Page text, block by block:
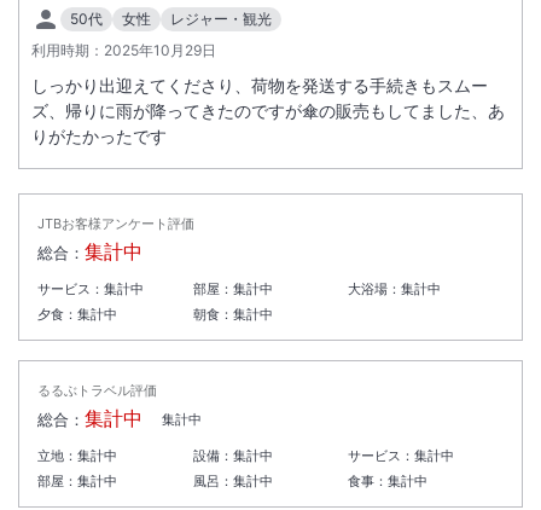
50代 女性
レジャー・観光
利用時期： 2025年10月29日
しっかり出迎えてくださり、荷物を発送する手続きもスムー
ズ、帰りに雨が降ってきたのですが傘の販売もしてました、あ
りがたかったです
JTBお客様アンケート評価
総合： 集計中
サービス： 集計中 部屋： 集計中 大浴場：集計中
夕食： 集計中 朝食： 集計中
るるぶトラベル評価
総合： 集計中 集計中
立地： 集計中 設備： 集計中 サービス：集計中
部屋： 集計中 風呂： 集計中 食事：集計中